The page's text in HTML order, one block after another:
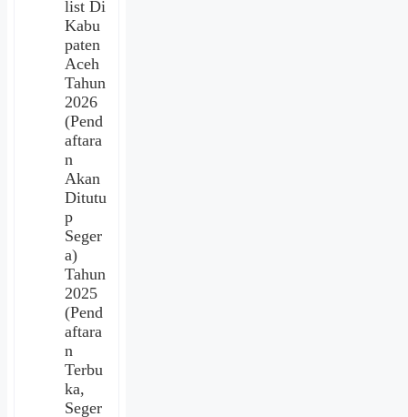
list Di
Kabu
paten
Aceh
Tahun
2026
(Pend
aftara
n
Akan
Ditutu
p
Seger
a)
Tahun
2025
(Pend
aftara
n
Terbu
ka,
Seger